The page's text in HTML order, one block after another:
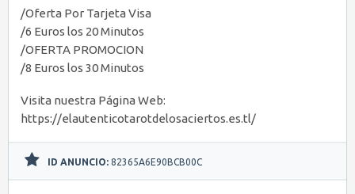
/Oferta Por Tarjeta Visa
/6 Euros los 20 Minutos
/OFERTA PROMOCION
/8 Euros los 30 Minutos
Visita nuestra Página Web:
https://elautenticotarotdelosaciertos.es.tl/
ID ANUNCIO: 82365A6E90BCB00C